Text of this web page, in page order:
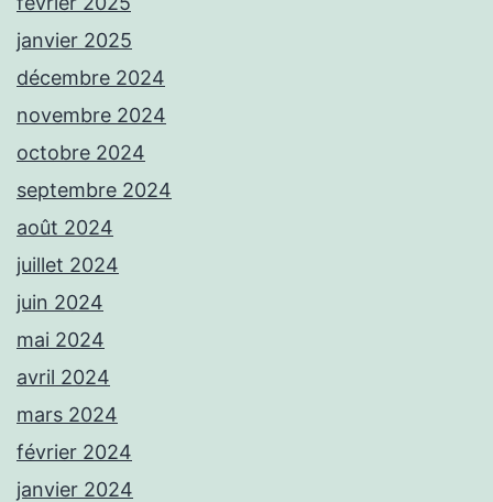
janvier 2025
décembre 2024
novembre 2024
octobre 2024
septembre 2024
août 2024
juillet 2024
juin 2024
mai 2024
avril 2024
mars 2024
février 2024
janvier 2024